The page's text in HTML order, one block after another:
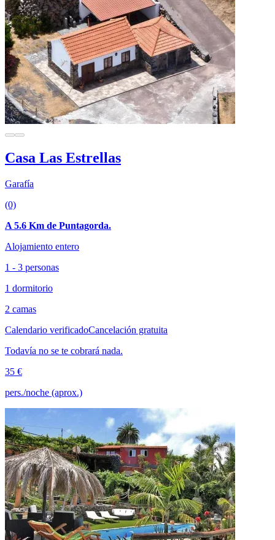
Casa Las Estrellas
Garafía
(0)
A 5.6 Km de Puntagorda.
Alojamiento entero
1 - 3 personas
1 dormitorio
2 camas
Calendario verificadoCancelación gratuita
Todavía no se te cobrará nada.
35 €
pers./noche (aprox.)